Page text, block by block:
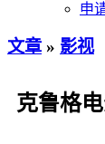
申
文章 » 影视
克鲁格